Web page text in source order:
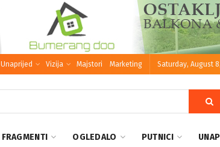
Unaprijed Vizija Majstori Marketing Saturday, August
FRAGMENTI OGLEDALO PUTNICI